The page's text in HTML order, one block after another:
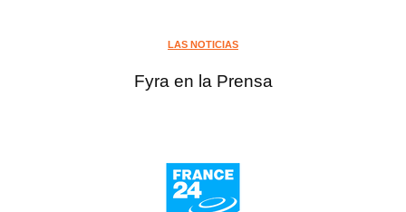
LAS NOTICIAS
Fyra en la Prensa